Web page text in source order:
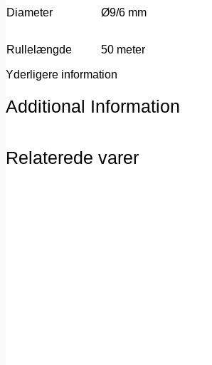
Diameter Ø9/6 mm
Rullelængde 50 meter
Yderligere information
Additional Information
Relaterede varer